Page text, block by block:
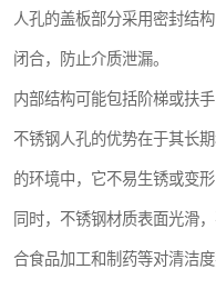
人孔的盖板部分采用密封结
闭合，防止介质泄漏。
内部结构可能包括阶梯或扶
不锈钢人孔的优势在于其长
的环境中，它不易生锈或变
同时，不锈钢材质表面光滑
合食品加工和制药等对清洁度